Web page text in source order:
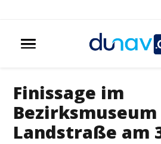
Finissage im
Bezirksmuseum
Landstraße am